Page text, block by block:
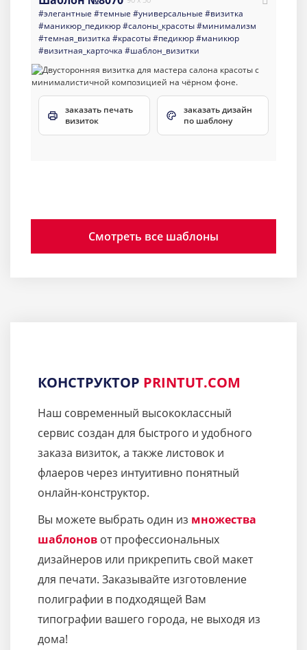
#элегантные #темные #универсальные #визитка
#маникюр_педикюр#салоны_красоты#минимализм
#темная_визитка #красоты#педикюр#маникюр
#визитная_карточка #шаблон_визитки
заказать печать
визиток
заказать дизайн
по шаблону
Смотреть все шаблоны
КОНСТРУКТОР PRINTUT.COM
Наш современный высококлассный
сервис создан для быстрого и удобного
заказа визиток, а также листовок и
флаеров через интуитивно понятный
онлайн-конструктор.
Вы можете выбрать один из множества
шаблонов от профессиональных
дизайнеров или прикрепить свой макет
для печати. Заказывайте изготовление
полиграфии в подходящей Вам
типографии вашего города, не выходя из
дома!